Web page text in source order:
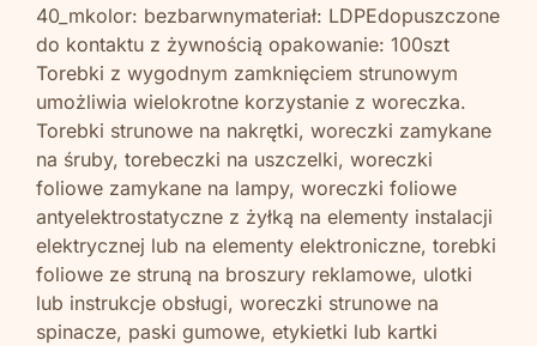
40_mkolor: bezbarwnymateriał: LDPEdopuszczone
do kontaktu z żywnością opakowanie: 100szt
Torebki z wygodnym zamknięciem strunowym
umożliwia wielokrotne korzystanie z woreczka.
Torebki strunowe na nakrętki, woreczki zamykane
na śruby, torebeczki na uszczelki, woreczki
foliowe zamykane na lampy, woreczki foliowe
antyelektrostatyczne z żyłką na elementy instalacji
elektrycznej lub na elementy elektroniczne, torebki
foliowe ze struną na broszury reklamowe, ulotki
lub instrukcje obsługi, woreczki strunowe na
spinacze, paski gumowe, etykietki lub kartki